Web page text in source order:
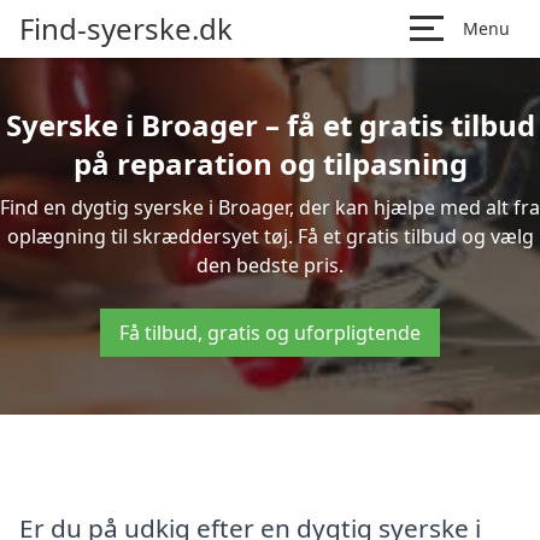
Find-syerske.dk Menu
Syerske i Broager – få et gratis tilbud
på reparation og tilpasning
Find en dygtig syerske i Broager, der kan hjælpe med alt fra
oplægning til skræddersyet tøj. Få et gratis tilbud og vælg
den bedste pris.
Få tilbud, gratis og uforpligtende
Er du på udkig efter en dygtig syerske i